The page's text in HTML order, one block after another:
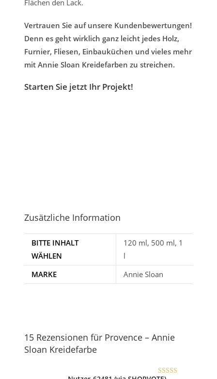
Flächen den Lack.
Vertrauen Sie auf unsere Kundenbewertungen!
Denn es geht wirklich ganz leicht jedes Holz,
Furnier, Fliesen, Einbauküchen und vieles mehr
mit Annie Sloan Kreidefarben zu streichen.
Starten Sie jetzt Ihr Projekt!
Zusätzliche Information
BITTE INHALT
WÄHLEN
120 ml, 500 ml, 1
l
MARKE
Annie Sloan
15 Rezensionen für Provence – Annie
Sloan Kreidefarbe